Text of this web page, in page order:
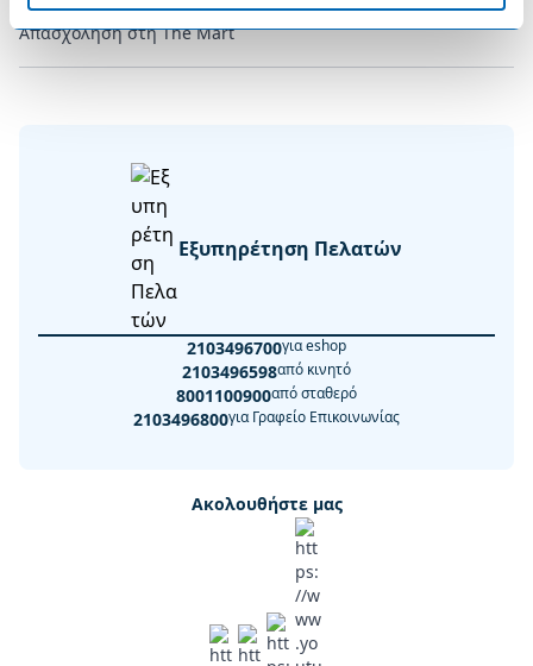
Απασχόληση στη The Mart
Εξυπηρέτηση Πελατών
2103496700για eshop
2103496598από κινητό
8001100900από σταθερό
2103496800για Γραφείο Επικοινωνίας
Ακολουθήστε μας